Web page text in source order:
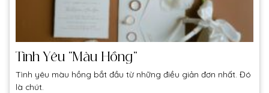
Tình Yêu “Màu Hồng”
Tình yêu màu hồng bắt đầu từ những điều giản đơn nhất. Đó
là chút.